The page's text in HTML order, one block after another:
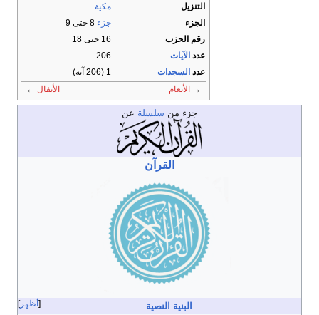
التنزيل
مكية
الجزء
جزء
رقم الحزب
16 حتى 18
عدد الآيات
206
عدد السجدات
1 (206 آية)
→الأنعام الأنفال ←
جزء من سلسلة عن
القرآن
أظهر البنية النصية